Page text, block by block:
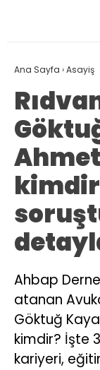
Ana Sayfa ›Asayiş
Ahbap
atanan
Göktuğ
kimdir? İşte
kariyeri,